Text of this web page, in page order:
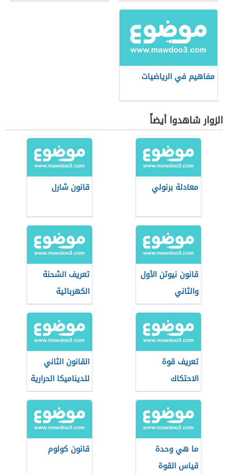
مفاهيم في الرياضيات
الزوار شاهدوا أيضاً
معادلة برنولي قانون شارل
قانون نيوتن الأول
والثاني
تعريف الشحنة
الكهربائية
تعريف قوة
الاحتكاك
القانون الثاني
للديناميكا الحرارية
ما هي وحدة
قياس القوة
قانون كولوم